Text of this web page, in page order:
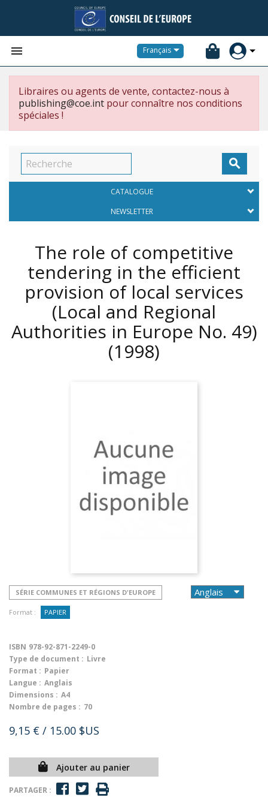
 Français
Libraires ou agents de vente, contactez-nous à
publishing@coe.int pour connaître nos conditions
spéciales !

CATALOGUE
NEWSLETTER
The role of competitive
tendering in the efficient
provision of local services
(Local and Regional
Authorities in Europe No. 49)
(1998)
SÉRIE COMMUNES ET RÉGIONS D'EUROPE
Format : PAPIER
ISBN 978-92-871-2249-0
Type de document : Livre
Format : Papier
Langue : Anglais
Dimensions : A4
Nombre de pages : 70
9,15 € / 15.00 $US
Ajouter au panier
PARTAGER :